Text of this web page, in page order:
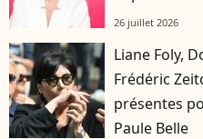
26 juillet 2026
Liane Foly,
Frédéric
présentes
Paule Belle